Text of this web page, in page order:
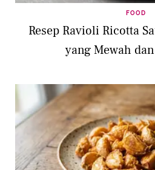
FOOD
Resep Ravioli Ricotta
yang Mewah